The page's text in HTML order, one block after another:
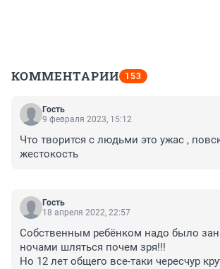
КОММЕНТАРИИ 153
Гость
9 февраля 2023, 15:12
Что творится с людьми это ужас ,
жестокость
Гость
18 апреля 2022, 22:57
Собственным ребёнком надо было
ночами шляться почем зря!!!
Но 12 лет общего все-таки чересчур